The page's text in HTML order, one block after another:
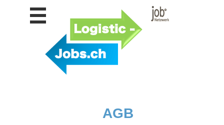
Personalberatungen
AGB